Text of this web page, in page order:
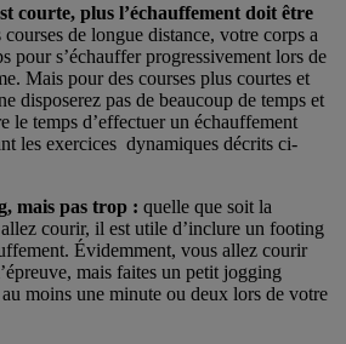
courte, plus l’échauffement doit être
courses de longue distance, votre corps a
pour s’échauffer progressivement lors de
Mais pour des courses plus courtes et
disposerez pas de beaucoup de temps et
le temps d’effectuer un échauffement
les exercices dynamiques décrits ci-
mais pas trop : quelle que soit la
courir, il est utile d’inclure un footing
Évidemment, vous allez courir
mais faites un petit jogging
moins une minute ou deux lors de votre